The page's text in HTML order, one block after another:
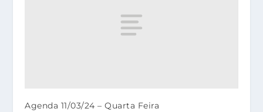
Agenda 11/03/24 – Quarta Feira